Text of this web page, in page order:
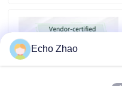
事件
Echo Zhao